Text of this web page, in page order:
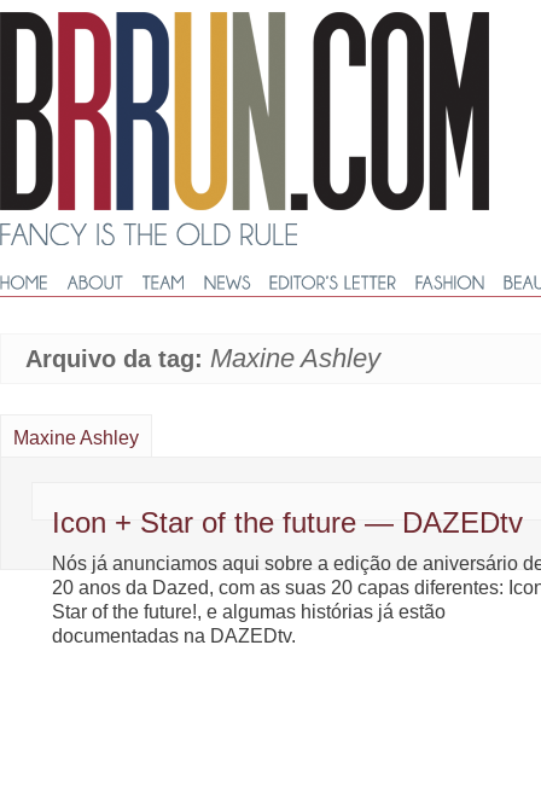
Arquivo da tag: Maxine Ashley
Maxine Ashley
Icon + Star of the future — DAZEDtv
Nós já anunciamos aqui sobre a edição de aniversário
20 anos da Dazed, com as suas 20 capas diferentes:
Star of the future!, e algumas histórias já estão
documentadas na DAZEDtv.